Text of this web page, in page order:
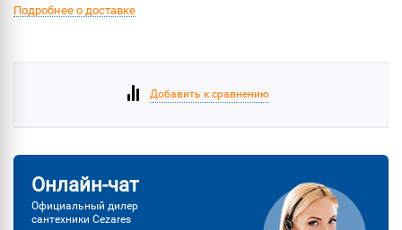
Подробнее о доставке
Добавить к сравнению
Онлайн-чат
Официальный дилер
сантехники Cezares